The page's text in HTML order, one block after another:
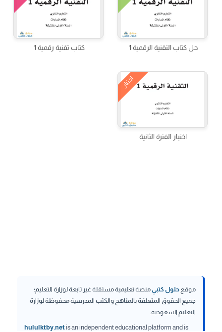
حل كتاب التقنية الرقمية 1 كتاب تقنية رقمية 1
اختبار
اختبار الفترة الثانية
موقع حلول كتبيمنصة تعليمية مستقلة غير تابعة لوزارة التعليم؛
جميع الحقوق المتعلقة بالمناهج والكتب المدرسية محفوظة لوزارة
التعليم السعودية.
hululktby.netis an independent educational platform and is